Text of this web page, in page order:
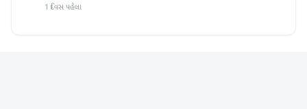
1 દિવસ પહેલા